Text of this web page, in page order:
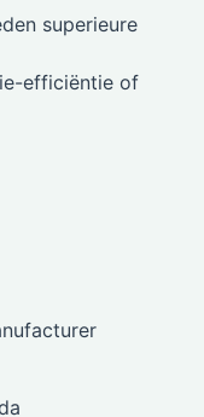
superieure
efficiëntie of